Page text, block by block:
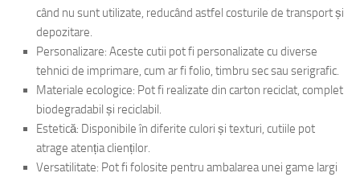
când nu sunt utilizate, reducând astfel costurile de transport și
depozitare.
Personalizare: Aceste cutii pot fi personalizate cu diverse
tehnici de imprimare, cum ar fi folio, timbru sec sau serigrafic.
Materiale ecologice: Pot fi realizate din carton reciclat, complet
biodegradabil și reciclabil.
Estetică: Disponibile în diferite culori și texturi, cutiile pot
atrage atenția clienților.
Versatilitate: Pot fi folosite pentru ambalarea unei game largi